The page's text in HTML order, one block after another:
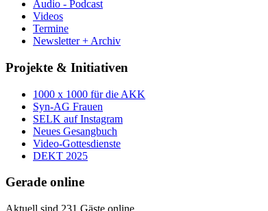
Audio - Podcast
Videos
Termine
Newsletter + Archiv
Projekte & Initiativen
1000 x 1000 für die AKK
Syn-AG Frauen
SELK auf Instagram
Neues Gesangbuch
Video-Gottesdienste
DEKT 2025
Gerade online
Aktuell sind 231 Gäste online